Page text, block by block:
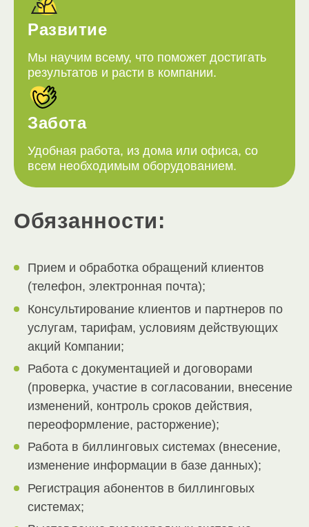
Развитие
Мы научим всему, что поможет достигать
результатов и расти в компании.
Забота
Удобная работа, из дома или офиса, со
всем необходимым оборудованием.
Обязанности:
Прием и обработка обращений клиентов
(телефон, электронная почта);
Консультирование клиентов и партнеров по
услугам, тарифам, условиям действующих
акций Компании;
Работа с документацией и договорами
(проверка, участие в согласовании, внесение
изменений, контроль сроков действия,
переоформление, расторжение);
Работа в биллинговых системах (внесение,
изменение информации в базе данных);
Регистрация абонентов в биллинговых
системах;